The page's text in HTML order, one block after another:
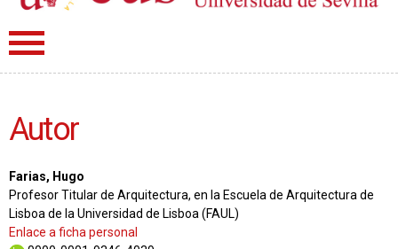
Autor
Farias, Hugo
Profesor Titular de Arquitectura, en la Escuela de Arquitectura de
Lisboa de la Universidad de Lisboa (FAUL)
Enlace a ficha personal